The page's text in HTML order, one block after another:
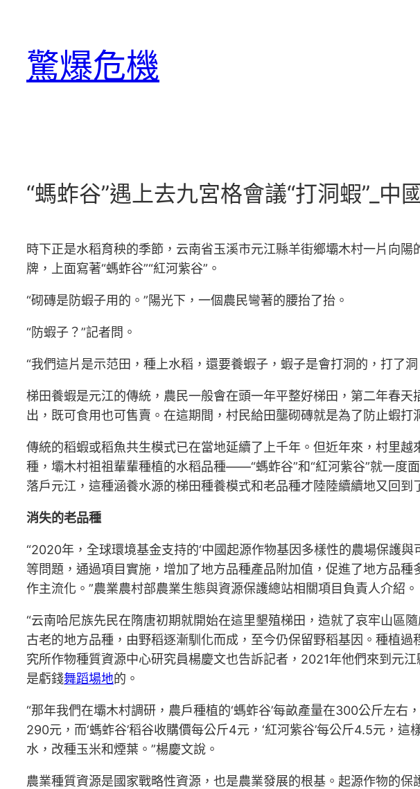
驚爆危機
“螞蚱谷”遇上去九宮格會議“打洞蝦”_中
時下正是水稻育秧的季節，云南省玉溪市元江縣羊街鄉壩木村一片向
牌，上面寫著“螞蚱谷”“紅河紫谷”。
“砌磚是防蝦子用的。”陽光下，一個農民彎著的腰抬了抬。
“防蝦子？”記者問。
“我們這片是示范田，種上水稻，還要養蝦子，蝦子是會打洞的，打了
梯田養蝦是元江的傳統，農民一般會在頭一年平整好梯田，第二年春
出，既可食用也可售賣。在這期間，村民給田壟砌磚就是為了防止蝦打
傳統的稻蝦或稻魚共生模式已在當地延續了上千年。但近年來，村里
種，壩木村祖祖輩輩種植的水稻品種——“螞蚱谷”和“紅河紫谷”就一度
落戶元江，這種涵養水源的梯田種養模式和老品種才陸陸續續地又回到
消失的老品種
“2020年，全球環境基金支持的‘中國起源作物基因多樣性的農場保護
等問題，通過項目實施，增加了地方品種產品附加值，促進了地方品
作主流化。”農業農村部農業生態與資源保護總站相關項目負責人介紹。
“云南哈尼族先民在隋唐初期就開始在這里墾殖梯田，造就了哀牢山區
古老的地方品種，由野稻逐漸馴化而成，至今仍保留野稻基因。種植
究所作物種質資源中心研究員楊慶文也告訴記者，2021年他們來到元
是虧錢舞蹈場地的。
“那年我們在壩木村調研，農戶種植的‘螞蚱谷’每畝產量在300公斤左
290元，而‘螞蚱谷’稻谷收購價每公斤4元，‘紅河紫谷’每公斤4.5元，
水，改種玉米和煙葉。”楊慶文說。
農業種質資源是國家戰略性資源，也是農業發展的根基。起源作物的